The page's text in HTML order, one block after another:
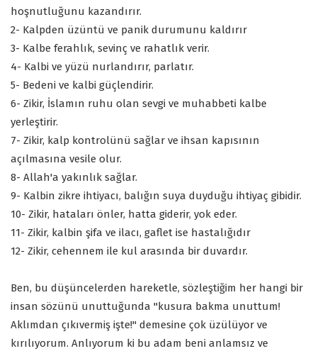
hoşnutluğunu kazandırır.
2- Kalpden üzüntü ve panik durumunu kaldırır
3- Kalbe ferahlık, sevinç ve rahatlık verir.
4- Kalbi ve yüzü nurlandırır, parlatır.
5- Bedeni ve kalbi güçlendirir.
6- Zikir, İslamın ruhu olan sevgi ve muhabbeti kalbe
yerleştirir.
7- Zikir, kalp kontrolünü sağlar ve ihsan kapısının
açılmasına vesile olur.
8- Allah'a yakınlık sağlar.
9- Kalbin zikre ihtiyacı, balığın suya duyduğu ihtiyaç gibidir.
10- Zikir, hataları önler, hatta giderir, yok eder.
11- Zikir, kalbin şifa ve ilacı, gaflet ise hastalığıdır
12- Zikir, cehennem ile kul arasında bir duvardır.
Ben, bu düşüncelerden hareketle, sözleştiğim her hangi bir
insan sözünü unuttuğunda "kusura bakma unuttum!
Aklımdan çıkıvermiş işte!" demesine çok üzülüyor ve
kırılıyorum. Anlıyorum ki bu adam beni anlamsız ve